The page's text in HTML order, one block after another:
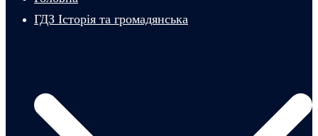
ГДЗ Історія та громадянська